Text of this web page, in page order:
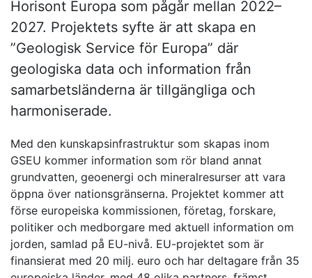
Horisont Europa som pågår mellan 2022–
2027. Projektets syfte är att skapa en
”Geologisk Service för Europa” där
geologiska data och information från
samarbetsländerna är tillgängliga och
harmoniserade.
Med den kunskapsinfrastruktur som skapas inom
GSEU kommer information som rör bland annat
grundvatten, geoenergi och mineralresurser att vara
öppna över nationsgränserna. Projektet kommer att
förse europeiska kommissionen, företag, forskare,
politiker och medborgare med aktuell information om
jorden, samlad på EU-nivå. EU-projektet som är
finansierat med 20 milj. euro och har deltagare från 35